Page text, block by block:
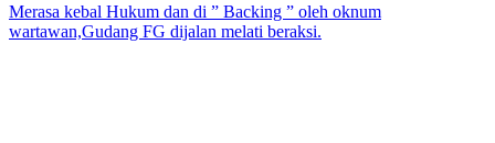
Merasa kebal Hukum dan di ” Backing ” oleh oknum
wartawan,Gudang FG dijalan melati beraksi.